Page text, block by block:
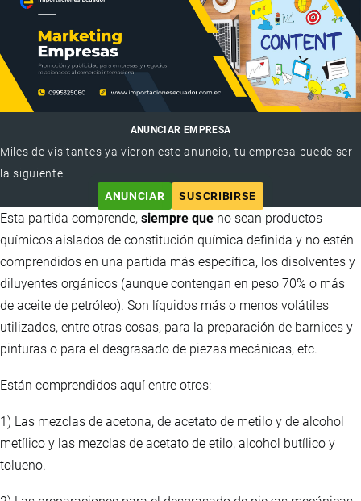
ANUNCIAR EMPRESA
Miles de visitantes ya vieron este anuncio, tu empresa puede ser
la siguiente
ANUNCIAR
SUSCRIBIRSE
Esta partida comprende, siempre que no sean productos
químicos aislados de constitución química definida y no estén
comprendidos en una partida más específica, los disolventes y
diluyentes orgánicos (aunque contengan en peso 70% o más
de aceite de petróleo). Son líquidos más o menos volátiles
utilizados, entre otras cosas, para la preparación de barnices y
pinturas o para el desgrasado de piezas mecánicas, etc.
Están comprendidos aquí entre otros:
1) Las mezclas de acetona, de acetato de metilo y de alcohol
metílico y las mezclas de acetato de etilo, alcohol butílico y
tolueno.